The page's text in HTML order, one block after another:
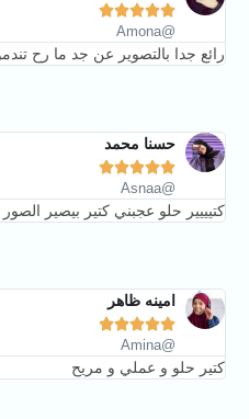





@Amona
رائع جدا بالتصوير عن جد ما رح
حسنا محمد





@Asnaa
كتيييير حلو عجبني كتير بيصير
امينه ظاهر





@Amina
كتير حلو و عملي و مريح